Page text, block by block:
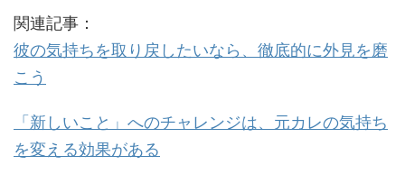
関連記事：
彼の気持ちを取り戻したいなら、徹底的に外見を磨
こう
「新しいこと」へのチャレンジは、元カレの気持ち
を変える効果がある